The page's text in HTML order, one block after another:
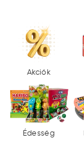
Akciók
Édesség